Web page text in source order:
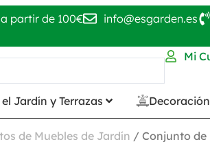
partir de 100€ info@esgarden.es
Mi
Jardín y Terrazas
de Muebles de Jardín / Conjunto de